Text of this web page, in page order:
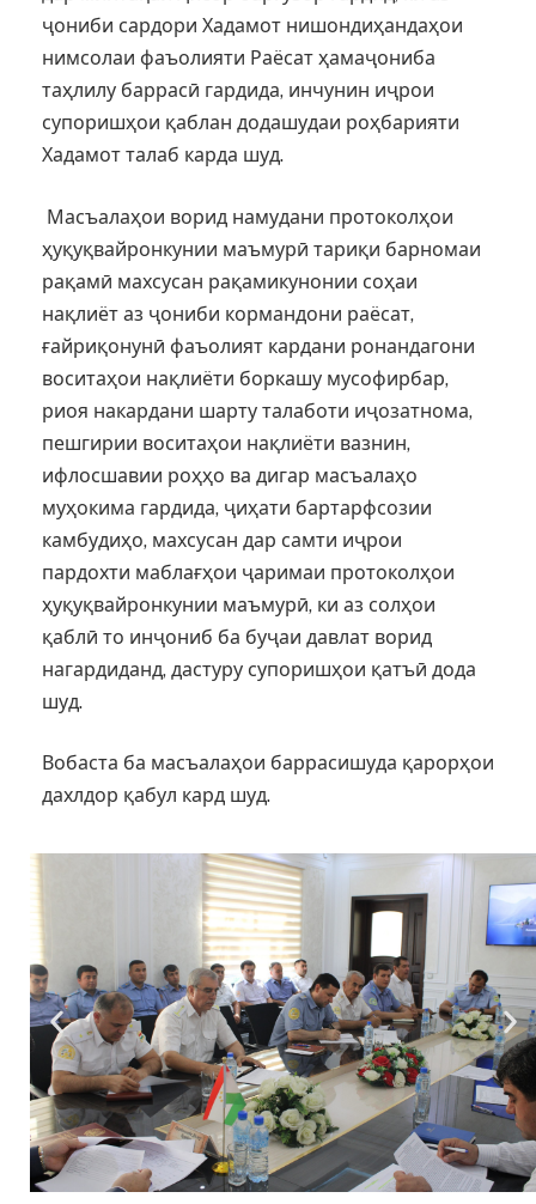
ҷониби сардори Хадамот нишондиҳандаҳои
нимсолаи фаъолияти Раёсат ҳамаҷониба
таҳлилу баррасӣ гардида, инчунин иҷрои
супоришҳои қаблан додашудаи роҳбарияти
Хадамот талаб карда шуд.
Масъалаҳои ворид намудани протоколҳои
ҳуқуқвайронкунии маъмурӣ тариқи барномаи
рақамӣ махсусан рақамикунонии соҳаи
нақлиёт аз ҷониби кормандони раёсат,
ғайриқонунӣ фаъолият кардани ронандагони
воситаҳои нақлиёти боркашу мусофирбар,
риоя накардани шарту талаботи иҷозатнома,
пешгирии воситаҳои нақлиёти вазнин,
ифлосшавии роҳҳо ва дигар масъалаҳо
муҳокима гардида, ҷиҳати бартарфсозии
камбудиҳо, махсусан дар самти иҷрои
пардохти маблағҳои ҷаримаи протоколҳои
ҳуқуқвайронкунии маъмурӣ, ки аз солҳои
қаблӣ то инҷониб ба буҷаи давлат ворид
нагардиданд, дастуру супоришҳои қатъӣ дода
шуд.
Вобаста ба масъалаҳои баррасишуда қарорҳои
дахлдор қабул кард шуд.